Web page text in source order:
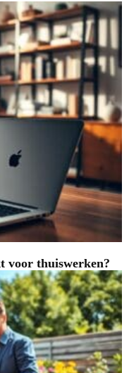
voor thuiswerken?